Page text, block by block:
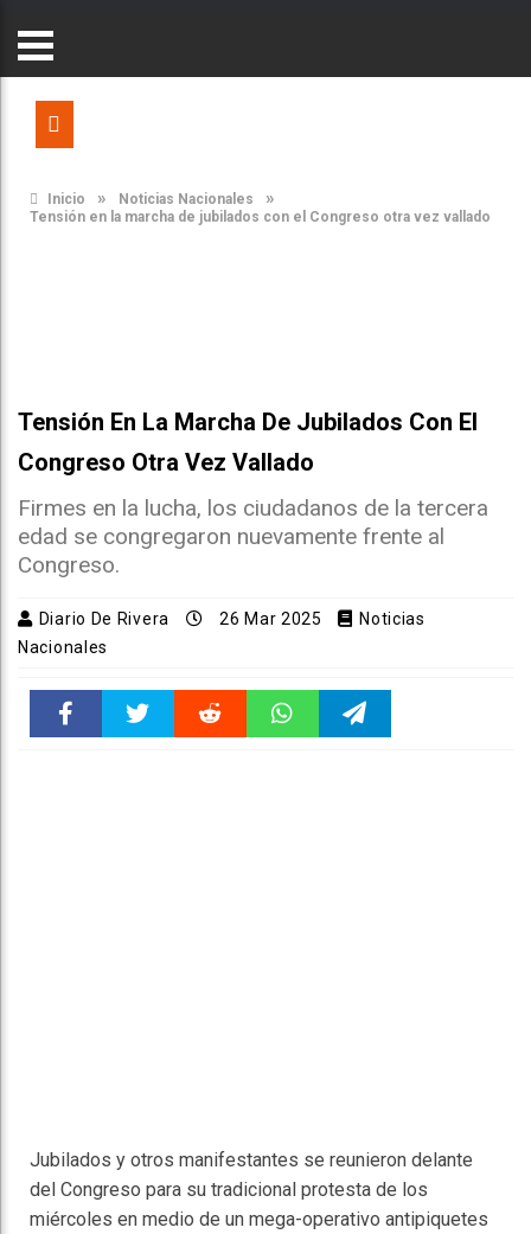
Inicio » Noticias Nacionales »
Tensión en la marcha de jubilados con el Congreso otra vez vallado
Tensión En La Marcha De Jubilados Con El
Congreso Otra Vez Vallado
Firmes en la lucha, los ciudadanos de la tercera
edad se congregaron nuevamente frente al
Congreso.
Diario De Rivera 26 Mar 2025
Noticias
Nacionales
Jubilados y otros manifestantes se reunieron delante
del Congreso para su tradicional protesta de los
miércoles en medio de un mega-operativo antipiquetes